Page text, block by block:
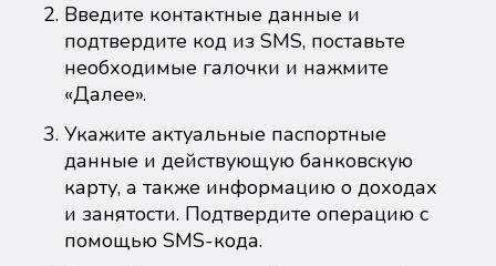
Введите контактные данные и
подтвердите код из SMS, поставьте
необходимые галочки и нажмите
«Далее».
Укажите актуальные паспортные
данные и действующую банковскую
карту, а также информацию о доходах
и занятости. Подтвердите операцию с
помощью SMS-кода.